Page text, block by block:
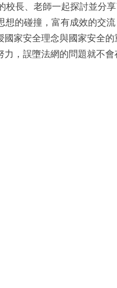
長、老師一起探討並分
的碰撞，富有成效的交
家安全理念與國家安全
，誤墮法網的問題就不會